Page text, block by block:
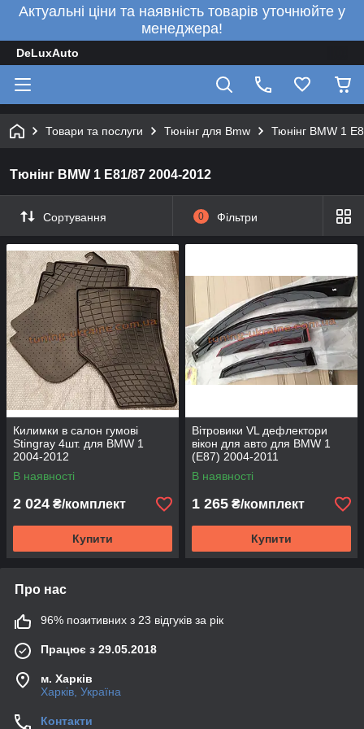
Актуальні ціни та наявність товарів уточнюйте у
менеджера!
DeLuxAuto
Товари та послуги Тюнінг для Bmw Тюнінг BMW 1
Тюнінг BMW 1 E81/87 2004-2012
Сортування 0 Фільтри
Килимки в салон гумові
Stingray 4шт. для BMW 1
2004-2012
В наявності
2 024 ₴/комплект
Купити
Вітровики VL дефлектори
вікон для авто для BMW 1
(E87) 2004-2011
В наявності
1 265 ₴/комплект
Купити
Про нас
96% позитивних з 23 відгуків за рік
Працює з 29.05.2018
м. Харків
Харків, Україна
Контакти